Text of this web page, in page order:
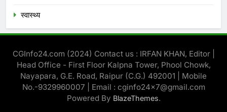
स्‍वास्‍थ्‍य
CGInfo24.com (2024) Contact us : IRFAN KHAN, Editor |
Head Office - First Floor Kalpna Tower, Phool Chowk,
Nayapara, G.E. Road, Raipur (C.G.) 492001 | Mobile
No.-9329960007 | Email : cginfo24x7@gmail.com
Powered By BlazeThemes.